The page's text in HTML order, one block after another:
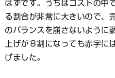
はずです。うちはコストの中
る割合が非常に大きいので、
のバランスを崩さないように
上げが８割になっても赤字に
げました。